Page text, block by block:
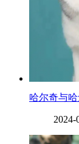
哈尔奇与
2024-